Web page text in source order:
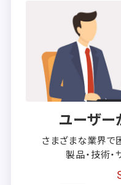
ユーザ
さまざまな業界で
製品・技術・